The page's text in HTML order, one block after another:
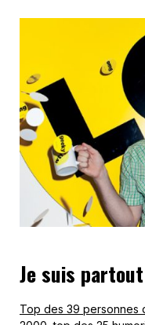
Je suis partout
Top des 39 personnes